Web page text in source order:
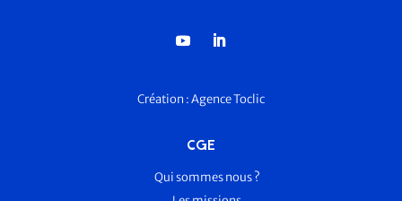
Création :Agence Toclic
CGE
Qui sommes nous ?